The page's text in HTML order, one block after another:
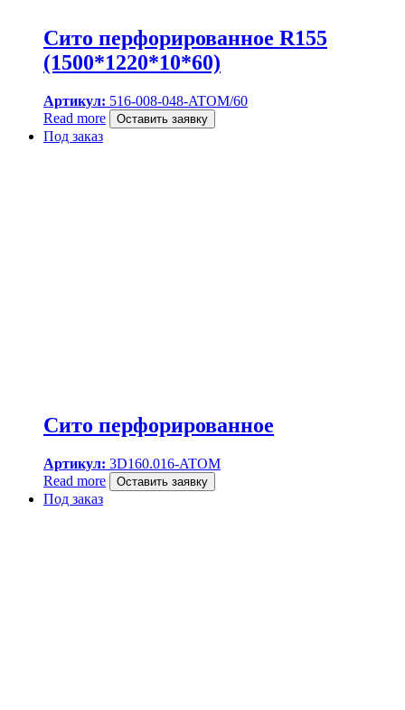
Сито перфорированное R155
(1500*1220*10*60)
Артикул: 516-008-048-ATOM/60
Read more
Оставить заявку
Под заказ
Сито перфорированное
Артикул: 3D160.016-ATOM
Read more
Оставить заявку
Под заказ